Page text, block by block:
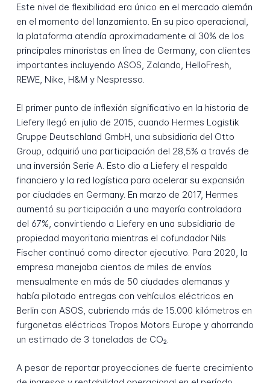
Este nivel de flexibilidad era único en el mercado alemán
en el momento del lanzamiento. En su pico operacional,
la plataforma atendía aproximadamente al 30% de los
principales minoristas en línea de Germany, con clientes
importantes incluyendo ASOS, Zalando, HelloFresh,
REWE, Nike, H&M y Nespresso.
El primer punto de inflexión significativo en la historia de
Liefery llegó en julio de 2015, cuando Hermes Logistik
Gruppe Deutschland GmbH, una subsidiaria del Otto
Group, adquirió una participación del 28,5% a través de
una inversión Serie A. Esto dio a Liefery el respaldo
financiero y la red logística para acelerar su expansión
por ciudades en Germany. En marzo de 2017, Hermes
aumentó su participación a una mayoría controladora
del 67%, convirtiendo a Liefery en una subsidiaria de
propiedad mayoritaria mientras el cofundador Nils
Fischer continuó como director ejecutivo. Para 2020, la
empresa manejaba cientos de miles de envíos
mensualmente en más de 50 ciudades alemanas y
había pilotado entregas con vehículos eléctricos en
Berlin con ASOS, cubriendo más de 15.000 kilómetros en
furgonetas eléctricas Tropos Motors Europe y ahorrando
un estimado de 3 toneladas de CO₂.
A pesar de reportar proyecciones de fuerte crecimiento